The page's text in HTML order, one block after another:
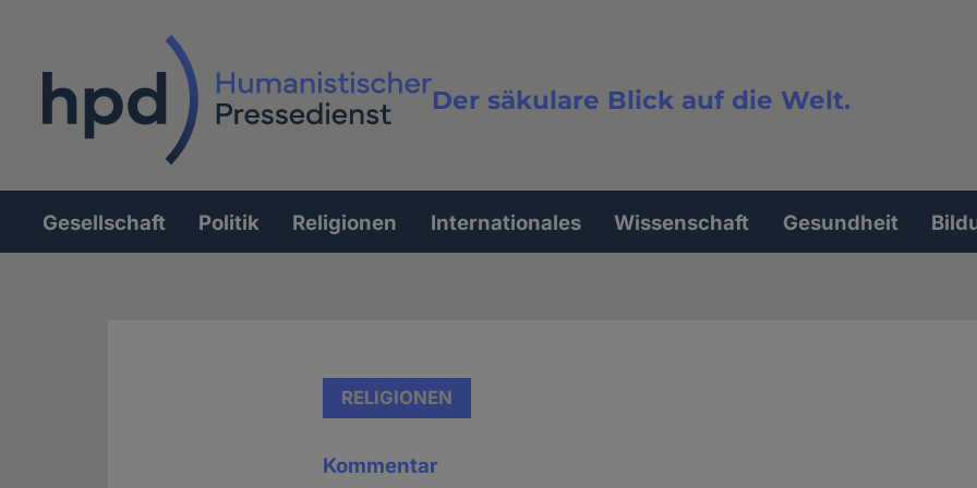
Der säkulare Blick auf die Welt.
Volltextsuche
Hauptnavigation
Gesellschaft Politik Religionen Internationales Wissenschaft Gesundheit
RELIGIONEN
Kommentar